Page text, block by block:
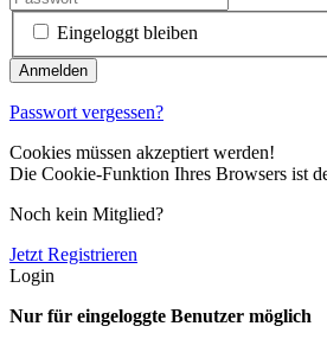
Eingeloggt bleiben
Passwort vergessen?
Cookies müssen akzeptiert werden!
Die Cookie-Funktion Ihres Browsers ist
Noch kein Mitglied?
Jetzt Registrieren
Login
Nur für eingeloggte Benutzer möglich